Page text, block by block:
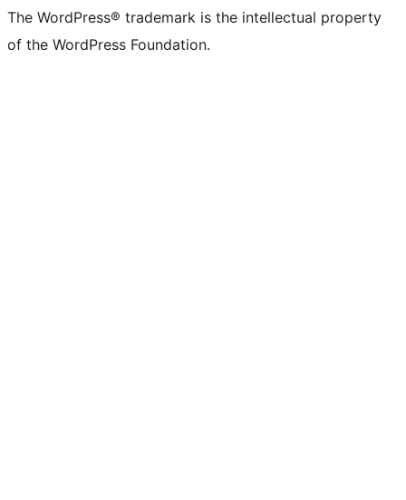
The WordPress® trademark is the intellectual property
of the WordPress Foundation.